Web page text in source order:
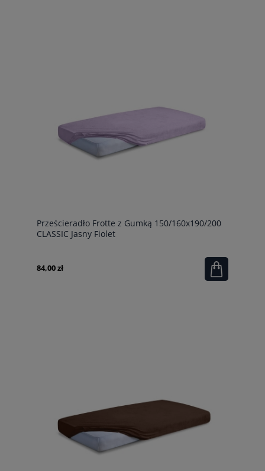
Prześcieradło Frotte z Gumką 150/160x190/200
CLASSIC Jasny Fiolet
84,00 zł